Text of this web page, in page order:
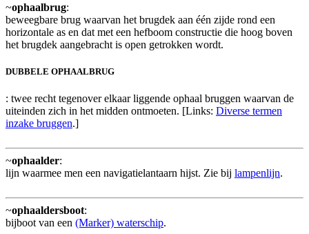
~ophaalbrug:
beweegbare brug waarvan het brugdek aan één zijde rond een
horizontale as en dat met een hefboom constructie die hoog boven
het brugdek aangebracht is open getrokken wordt.
DUBBELE OPHAALBRUG
: twee recht tegenover elkaar liggende ophaal bruggen waarvan de
uiteinden zich in het midden ontmoeten. [Links: Diverse termen
inzake bruggen.]
~ophaalder:
lijn waarmee men een navigatielantaarn hijst. Zie bij lampenlijn.
~ophaaldersboot:
bijboot van een (Marker) waterschip.